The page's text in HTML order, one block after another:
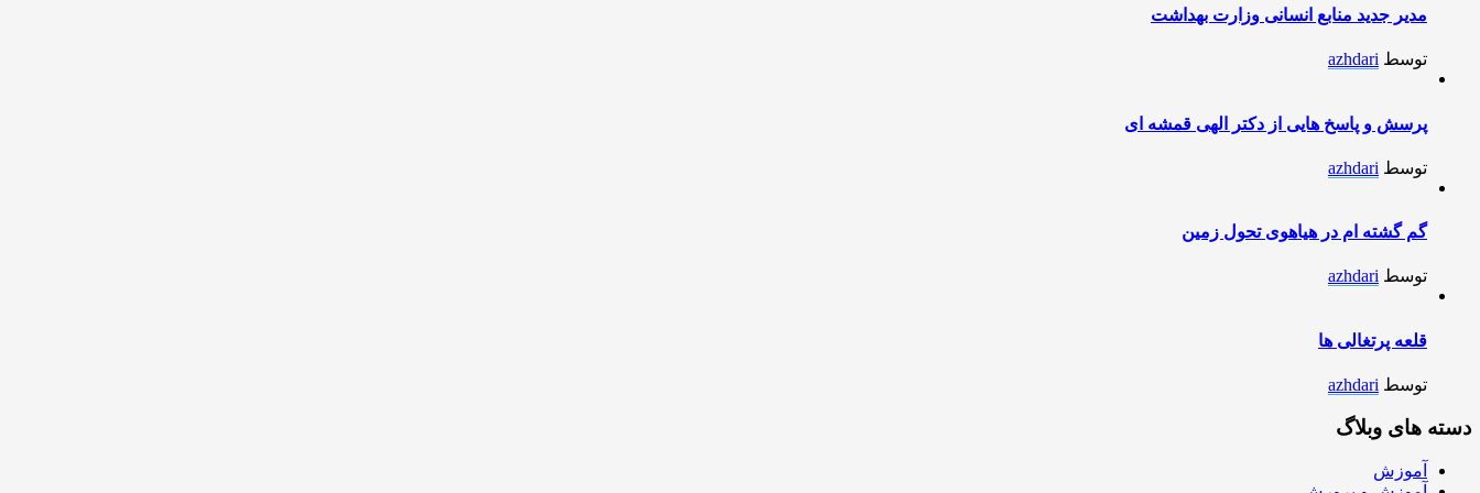
مدیر جدید منابع انسانی وزارت بهداشت
توسط azhdari
پرسش و پاسخ هایی از دکتر الهی قمشه ای
توسط azhdari
گم گشته ام در هیاهوی تحول زمین
توسط azhdari
قلعه پرتغالی ها
توسط azhdari
دسته های وبلاگ
آموزش